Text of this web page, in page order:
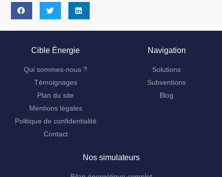
Cible Énergie
Qui sommes-nous ?
Témoignages
Plan du site
Mentions légales
Politique de confidentialité
Contact
Navigation
Solutions
Subventions
Blog
Nos simulateurs